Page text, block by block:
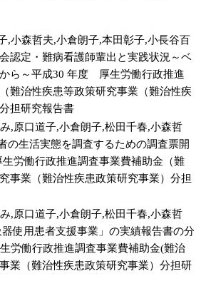
,小森哲夫,小倉朗子,本田彰子,小長谷百
認定・難病看護師輩出と実践状況～ベ
ら～平成30 年度 厚生労働行政推進
難治性疾患等政策研究事業（難治性疾
担研究報告書
,原口道子,小倉朗子,松田千春,小森哲
の生活実態を調査するための調査票開
労働行政推進調査事業費補助金（難
事業（難治性疾患政策研究事業）分担
,原口道子,小倉朗子,松田千春,小森哲
使用患者支援事業」の実績報告書の分
労働行政推進調査事業費補助金(難治
業（難治性疾患政策研究事業）分担研